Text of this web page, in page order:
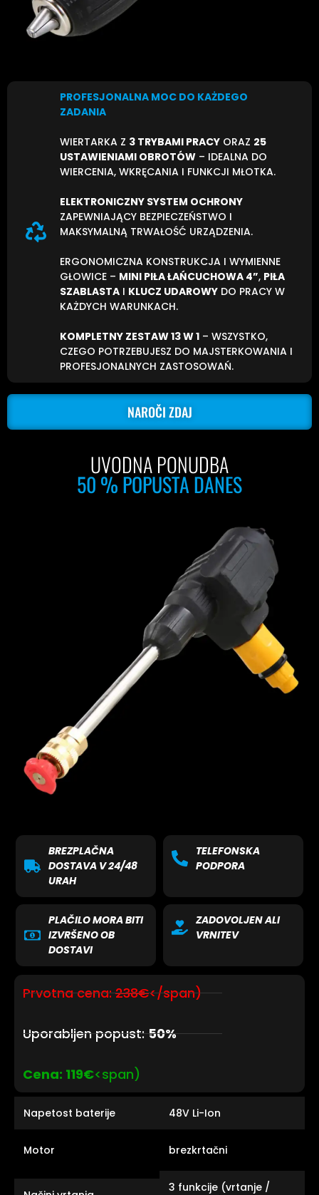
PROFESJONALNA MOC DO KAŻDEGO
ZADANIA
WIERTARKA Z 3 TRYBAMI PRACY ORAZ 25
USTAWIENIAMI OBROTÓW – IDEALNA DO
WIERCENIA, WKRĘCANIA I FUNKCJI MŁOTKA.
ELEKTRONICZNY SYSTEM OCHRONY
ZAPEWNIAJĄCY BEZPIECZEŃSTWO I
MAKSYMALNĄ TRWAŁOŚĆ URZĄDZENIA.
ERGONOMICZNA KONSTRUKCJA I WYMIENNE
GŁOWICE – MINI PIŁA ŁAŃCUCHOWA 4”, PIŁA
SZABLASTA I KLUCZ UDAROWY DO PRACY W
KAŻDYCH WARUNKACH.
KOMPLETNY ZESTAW 13 W 1 – WSZYSTKO,
CZEGO POTRZEBUJESZ DO MAJSTERKOWANIA I
PROFESJONALNYCH ZASTOSOWAŃ.
NAROČI ZDAJ
UVODNA PONUDBA
50 % POPUSTA DANES
BREZPLAČNA
DOSTAVA V 24/48
URAH
TELEFONSKA
PODPORA
PLAČILO MORA BITI
IZVRŠENO OB
DOSTAVI
ZADOVOLJEN ALI
VRNITEV
Prvotna cena:238€</span)
Uporabljen popust:50%
Cena: 119€<span)
Napetost baterije 48V Li-Ion
Motor brezkrtačni
3 funkcije (vrtanje /